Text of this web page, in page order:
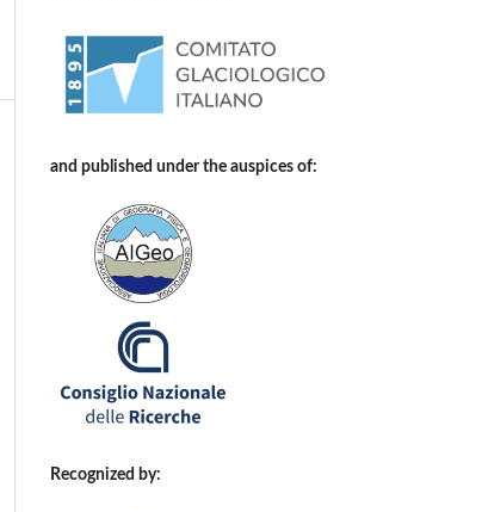
and published under the auspices of:
Recognized by: